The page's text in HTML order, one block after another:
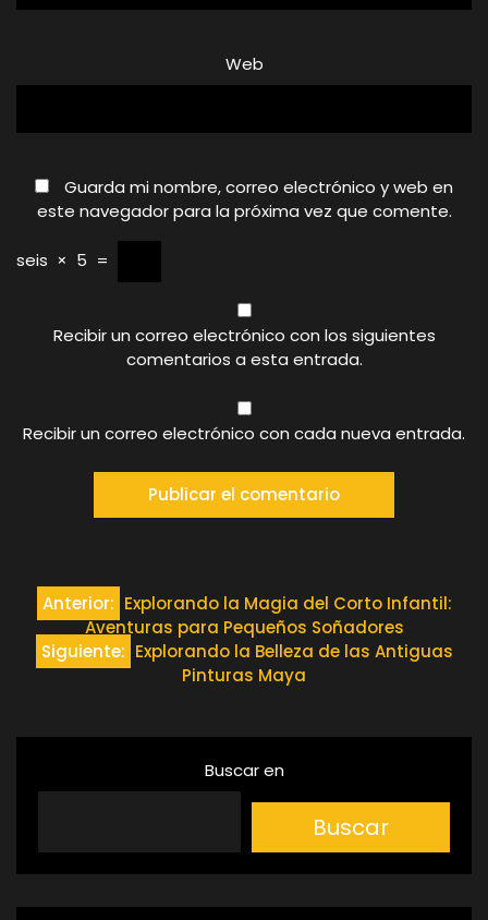
Web
Guarda mi nombre, correo electrónico y web en
este navegador para la próxima vez que comente.
seis × 5 =
Recibir un correo electrónico con los siguientes
comentarios a esta entrada.
Recibir un correo electrónico con cada nueva entrada.
Navegación
de
Anterior: Explorando la Magia del Corto Infantil:
Aventuras para Pequeños Soñadores
Siguiente: Explorando la Belleza de las Antiguas
Pinturas Maya
Buscar en
Buscar